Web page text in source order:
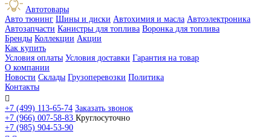
Автотовары
Авто тюнинг Шины и диски Автохимия и масла Автоэлектроника
Автозапчасти Канистры для топлива Воронка для топлива
Бренды Коллекции Акции
Как купить
Условия оплаты Условия доставки Гарантия на товар
О компании
Новости Склады Грузоперевозки Политика
Контакты

+7 (499) 113-65-74 Заказать звонок
+7 (966) 007-58-83 Круглосуточно
+7 (985) 904-53-90